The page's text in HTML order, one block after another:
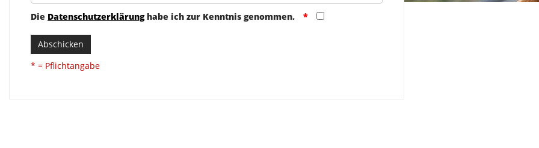
Die Datenschutzerklärunghabe ich zur Kenntnis genommen.
Abschicken
* = Pflichtangabe